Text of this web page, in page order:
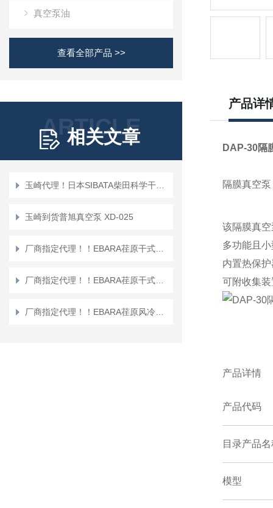
真空泵油
查看全部产品 >>
ARTICLE
相关文章
玉崎到货普旭真空泵 XD-025
产品详
DAP-30隔
隔膜真空
该隔膜真
多功能且
内置热保
可附收集
产品详情
产品代码
目录产品名
模型